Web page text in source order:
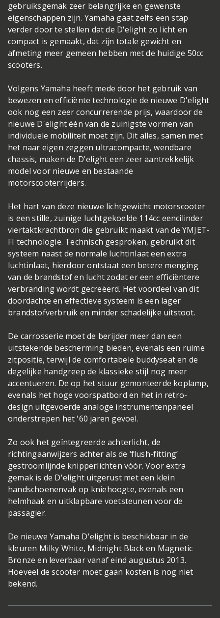
gebruiksgemak zeer belangrijke en gewenste
eigenschappen zijn. Yamaha gaat zelfs een stap
verder door te stellen dat de D'elight zo licht en
compact is gemaakt, dat zijn totale gewicht en
afmeting meer gemeen hebben met de huidige 50cc
scooters.
Volgens Yamaha heeft mede door het gebruik van
bewezen en efficiënte technologie de nieuwe D'elight
ook nog een zeer concurrerende prijs, waardoor de
nieuwe D'elight één van de zuinigste vormen van
individuele mobiliteit moet zijn. Dit alles, samen met
het naar eigen zeggen ultracompacte, wendbare
chassis, maken de D'elight een zeer aantrekkelijk
model voor nieuwe en bestaande
motorscooterrijders.
Het hart van deze nieuwe lichtgewicht motorscooter
is een stille, zuinige luchtgekoelde 114cc eencilinder
viertaktkrachtbron die gebruikt maakt van de YMJET-
FI technologie. Technisch gesproken, gebruikt dit
systeem naast de normale luchtinlaat een ​​extra
luchtinlaat, hierdoor ontstaat een betere menging
van de brandstof en lucht zodat er een efficiëntere
verbranding wordt gecreëerd. Het voordeel van dit
doordachte en effectieve systeem is een lager
brandstofverbruik en minder schadelijke uitstoot.
De carrosserie moet de berijder meer dan een
uitstekende bescherming bieden, evenals een ruime
zitpositie, terwijl de comfortabele buddyseat en de
degelijke handgreep de klassieke stijl nog meer
accentueren. De op het stuur gemonteerde koplamp,
evenals het hoge voorspatbord en het in retro-
design uitgevoerde analoge instrumentenpaneel
onderstrepen het '60 jaren gevoel.
Zo ook het geïntegreerde achterlicht, de
richtingaanwijzers achter als de ‘flush-fitting’
gestroomlijnde knipperlichten vóór. Voor extra
gemak is de D'elight uitgerust met een klein
handschoenenvak op kniehoogte, evenals een
helmhaak en uitklapbare voetsteunen voor de
passagier.
De nieuwe Yamaha D'elight is beschikbaar in de
kleuren Milky White, Midnight Black en Magnetic
Bronze en leverbaar vanaf eind augustus 2013.
Hoeveel de scooter moet gaan kosten is nog niet
bekend.